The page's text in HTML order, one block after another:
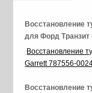
Восстановление
для Форд Транзит
Восстановление
Garrett 787556-
Восстановление